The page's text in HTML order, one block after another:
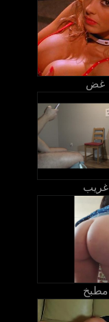
غض
غريب
مطبخ